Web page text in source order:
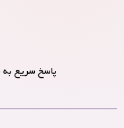
پاسخ سریع به